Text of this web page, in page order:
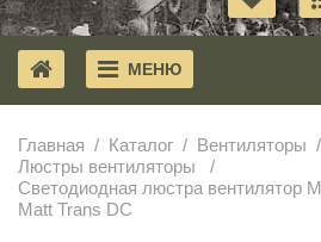
МЕНЮ
Главная Каталог
Вентиляторы
Люстры вентиляторы
Светодиодная люстра вентилятор
Matt Trans DC